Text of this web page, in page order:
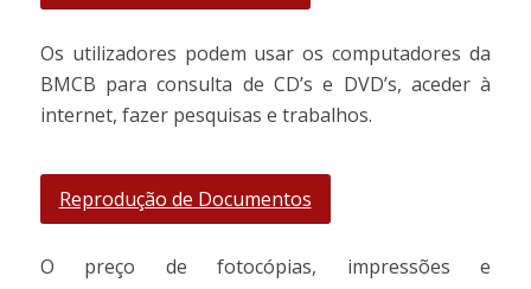
Os utilizadores podem usar os computadores da
BMCB para consulta de CD’s e DVD’s, aceder à
internet, fazer pesquisas e trabalhos.
Reprodução de Documentos
O preço de fotocópias, impressões e